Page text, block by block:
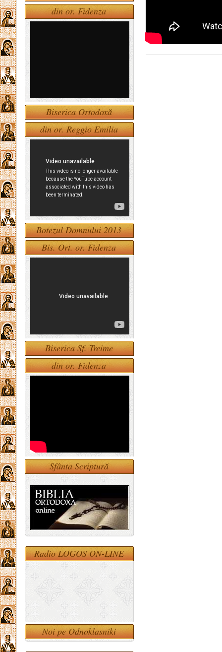
din or. Fidenza
Biserica Ortodoxă
din or. Reggio Emilia
Botezul Domnului 2013
Bis. Ort. or. Fidenza
Biserica Sf. Treime
din or. Fidenza
Sfânta Scriptură
Radio LOGOS ON-LINE
Noi pe Odnoklasniki